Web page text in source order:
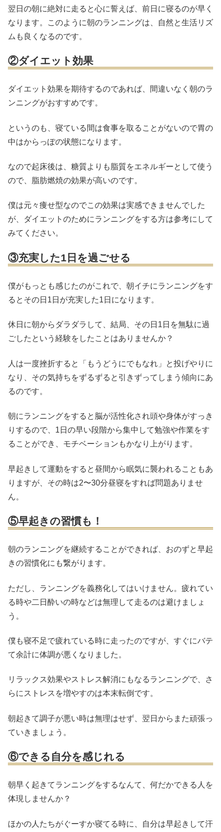
翌日の朝に絶対に走ると心に誓えば、前日に寝るのが早く
なります。このように朝のランニングは、自然と生活リズ
ムも良くなるのです。
②ダイエット効果
ダイエット効果を期待するのであれば、間違いなく朝のラ
ンニングがおすすめです。
というのも、寝ている間は食事を取ることがないので胃の
中はからっぽの状態になります。
なので起床後は、糖質よりも脂質をエネルギーとして使う
ので、脂肪燃焼の効果が高いのです。
僕は元々痩せ型なのでこの効果は実感できませんでした
が、ダイエットのためにランニングをする方は参考にして
みてください。
③充実した1日を過ごせる
僕がもっとも感じたのがこれで、朝イチにランニングをす
るとその日1日が充実した1日になります。
休日に朝からダラダラして、結局、その日1日を無駄に過
ごしたという経験をしたことはありませんか？
人は一度挫折すると「もうどうにでもなれ」と投げやりに
なり、その気持ちをずるずると引きずってしまう傾向にあ
るのです。
朝にランニングをすると脳が活性化され頭や身体がすっき
りするので、1日の早い段階から集中して勉強や作業をす
ることができ、モチベーションもかなり上がります。
早起きして運動をすると昼間から眠気に襲われることもあ
りますが、その時は2〜30分昼寝をすれば問題ありませ
ん。
⑤早起きの習慣も！
朝のランニングを継続することができれば、おのずと早起
きの習慣化にも繋がります。
ただし、ランニングを義務化してはいけません。疲れてい
る時や二日酔いの時などは無理して走るのは避けましょ
う。
僕も寝不足で疲れている時に走ったのですが、すぐにバテ
て余計に体調が悪くなりました。
リラックス効果やストレス解消にもなるランニングで、さ
らにストレスを増やすのは本末転倒です。
朝起きて調子が悪い時は無理はせず、翌日からまた頑張っ
ていきましょう。
⑥できる自分を感じれる
朝早く起きてランニングをするなんて、何だかできる人を
体現しませんか？
ほかの人たちがぐーすか寝てる時に、自分は早起きして汗